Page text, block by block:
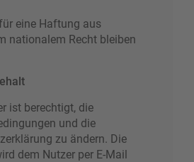
eine Haftung aus
nationalem Recht bleiben
ist berechtigt, die
und die
zu ändern. Die
dem Nutzer per E-Mail